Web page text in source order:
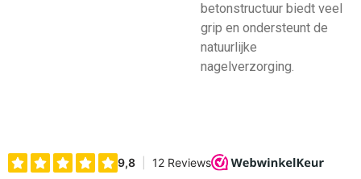
betonstructuur biedt veel
grip en ondersteunt de
natuurlijke
nagelverzorging.